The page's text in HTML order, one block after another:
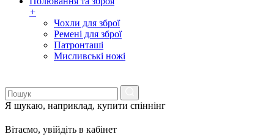
+
Чохли для зброї
Ремені для зброї
Патронташі
Мисливські ножі
Я шукаю, наприклад, купити спіннінг
Вітаємо, увійдіть в кабінет